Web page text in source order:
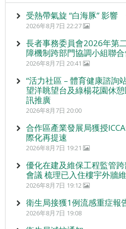
受熱帶氣旋 “白海豚” 影響
2026年8月7日 22:27
長者事務委員會2026年第
障機制跨部門協調小組聯
2026年8月7日 20:41
“活力社區 – 體育健康諮詢
望洋眺望台及綠楊花園休
訊推廣
2026年8月7日 20:00
合作區產業發展局獲授
際化再提速
2026年8月7日 19:21
優化在建及維保工程監管
會議 梳理已入住樓宇外牆
2026年8月7日 19:12
衛生局接獲1例流感重症報
2026年8月7日 19:08